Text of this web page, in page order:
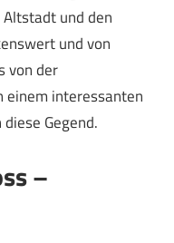
und den
und von
von der
einem interessanten
Gegend.
–